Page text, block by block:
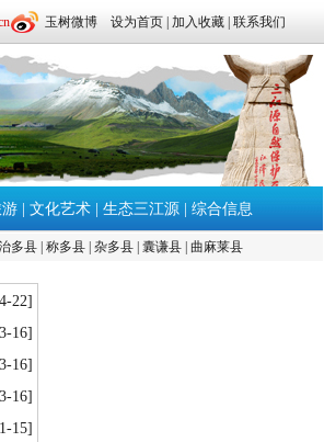
玉树微博 设为首页 加入收藏 联系我们
| 文化艺术| 生态三江源| 综合信息
多县 称多县 杂多县 囊谦县 曲麻莱县
22]
16]
16]
16]
15]